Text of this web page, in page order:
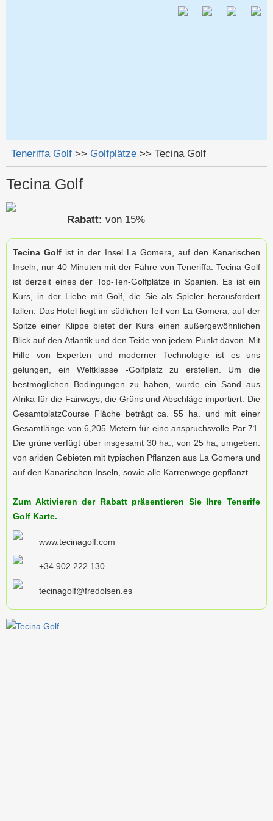
Sie sind hier
Teneriffa Golf >> Golfplätze >>Tecina Golf
Tecina Golf
Rabatt: von 15%
Tecina Golf ist in der Insel La Gomera, auf den Kanarischen
Inseln, nur 40 Minuten mit der Fähre von Teneriffa. Tecina Golf
ist derzeit eines der Top-Ten-Golfplätze in Spanien. Es ist ein
Kurs, in der Liebe mit Golf, die Sie als Spieler herausfordert
fallen. Das Hotel liegt im südlichen Teil von La Gomera, auf der
Spitze einer Klippe bietet der Kurs einen außergewöhnlichen
Blick auf den Atlantik und den Teide von jedem Punkt davon. Mit
Hilfe von Experten und moderner Technologie ist es uns
gelungen, ein Weltklasse -Golfplatz zu erstellen. Um die
bestmöglichen Bedingungen zu haben, wurde ein Sand aus
Afrika für die Fairways, die Grüns und Abschläge importiert. Die
GesamtplatzCourse Fläche beträgt ca. 55 ha. und mit einer
Gesamtlänge von 6,205 Metern für eine anspruchsvolle Par 71.
Die grüne verfügt über insgesamt 30 ha., von 25 ha, umgeben.
von ariden Gebieten mit typischen Pflanzen aus La Gomera und
auf den Kanarischen Inseln, sowie alle Karrenwege gepflanzt.
Zum Aktivieren der Rabatt präsentieren Sie Ihre Tenerife
Golf Karte.
www.tecinagolf.com
+34 902 222 130
tecinagolf@fredolsen.es